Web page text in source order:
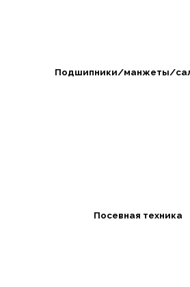
Подшипники/манжеты/
Посевная техника